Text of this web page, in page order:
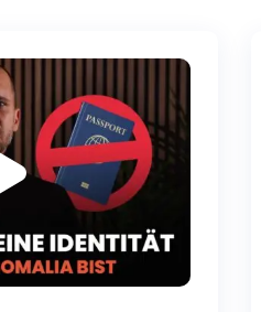
R
e
p